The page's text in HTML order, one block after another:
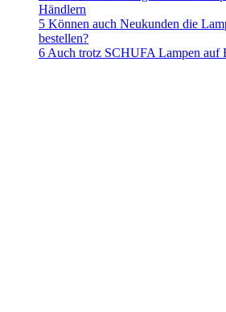
Händlern
5 Können auch Neukunden die
bestellen?
6 Auch trotz SCHUFA Lampen auf